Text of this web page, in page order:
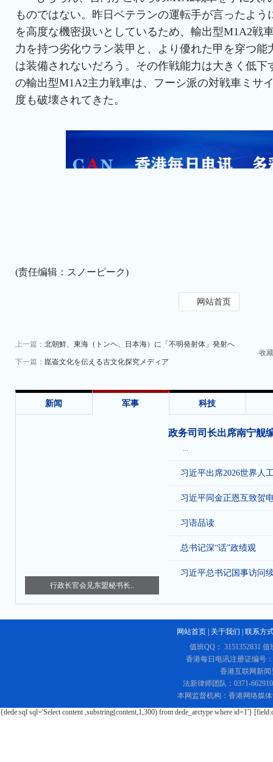
ものではない。昨日ベテランの運転手が言ったよ
を高度な機密扱いとしているため、輸出型M1A2戦
力を持つ劣化ウラン装甲と、より優れた甲を穿つ能
は装備されないだろう。その作戦能力は大きく低下
の輸出型M1A2主力戦車は、フーシ派の対戦車ミサ
度も破壊されてきた。
(责任编辑：スノーピーク)
网站首页
上一篇： 北朝鮮、東海（トンヘ、日本海）に「不明発射体」発射へ
下一篇： 崑崙文化を伝える古文化探究メディア
收
新闻 军事 科技
行政长官会见东盟秘书长..
政务司司长出席南宁舰
习近平出席2026世界人
习近平同金正恩互致贺
习语品读
总书记深“话”政绩观
习近平总书记国事访问
网站首页 | 关于我们 | 联系方
值班QQ： 3151352831
香港每日电讯注册证编号
香港互联网新闻
法新律师团队：0371-
本网监督机构：香港网络媒
{dede:sql sql='Select content ,substring(content,1,300) from dede_arctype where id=1'}